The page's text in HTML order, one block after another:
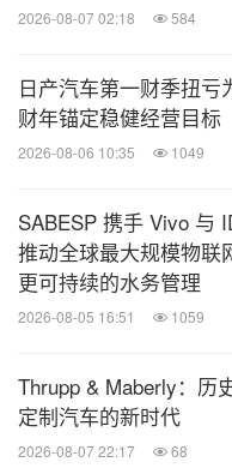
2026-08-07 02:18 584
日产汽车第一财季扭亏
财年锚定稳健经营目标
2026-08-06 10:35 1049
SABESP 携手 Vivo 与
推动全球最大规模物联
更可持续的水务管理
2026-08-05 16:51 1059
Thrupp & Maberly：历
定制汽车的新时代
2026-08-07 22:17 68